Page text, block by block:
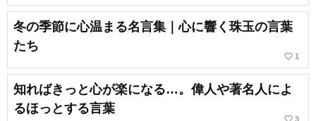
冬の季節に心温まる名言集｜心に響く珠玉の言葉
たち
favorite_border 1
知ればきっと心が楽になる…。偉人や著名人によ
るほっとする言葉
3